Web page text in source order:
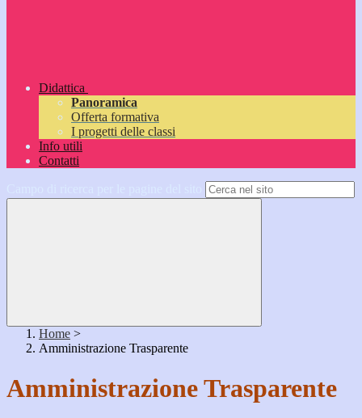
Didattica
Panoramica
Offerta formativa
I progetti delle classi
Info utili
Contatti
Home >
Amministrazione Trasparente
Amministrazione Trasparente